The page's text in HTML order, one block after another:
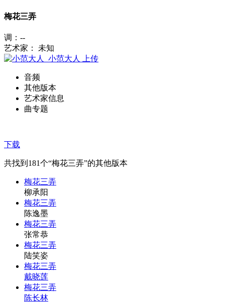
梅花三弄
调：--
艺术家： 未知
小范大人
上传
音频
其他版本
艺术家信息
曲专题
下载
共找到 181个“梅花三弄”的其他版本
梅花三弄
柳承阳
梅花三弄
陈逸墨
梅花三弄
张常恭
梅花三弄
陆笑姿
梅花三弄
戴晓莲
梅花三弄
陈长林